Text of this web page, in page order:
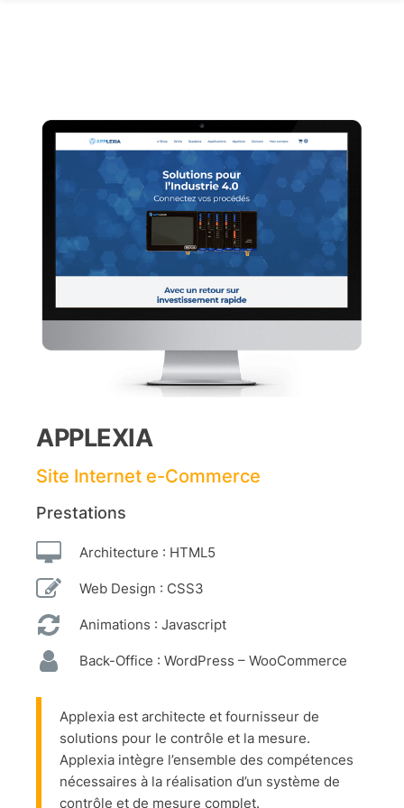
APPLEXIA
Site Internet e-Commerce
Prestations
Architecture : HTML5
Web Design : CSS3
Animations : Javascript
Back-Office : WordPress – WooCommerce
Applexia est architecte et fournisseur de
solutions pour le contrôle et la mesure.
Applexia intègre l’ensemble des compétences
nécessaires à la réalisation d’un système de
contrôle et de mesure complet.